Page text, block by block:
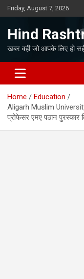
Skip
to
Friday, August 7, 2026
Hind
खबर वही जो आपके लिए हो
Home
Education
Aligarh Muslim University
प्रोफेसर एमए पठान पुरस्कार